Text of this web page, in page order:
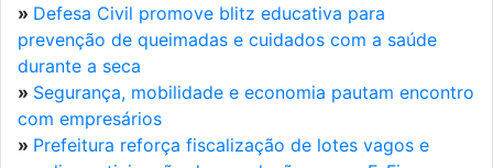
» Defesa Civil promove blitz educativa para
prevenção de queimadas e cuidados com a saúde
durante a seca
» Segurança, mobilidade e economia pautam encontro
com empresários
» Prefeitura reforça fiscalização de lotes vagos e